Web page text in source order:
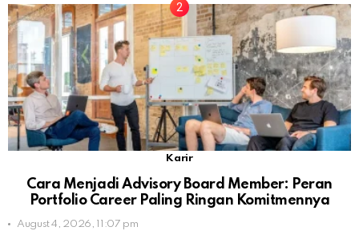
Karir
Cara Menjadi Advisory Board Member: Peran
Portfolio Career Paling Ringan Komitmennya
August 4, 2026, 11:07 pm